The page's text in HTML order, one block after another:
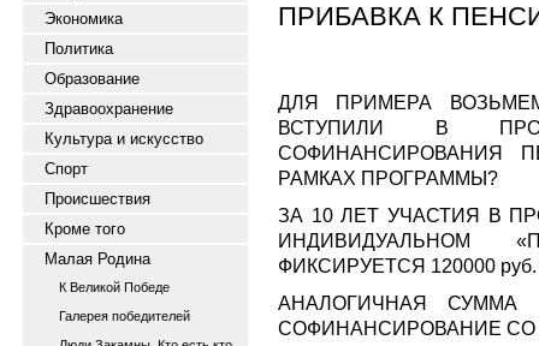
Экономика
Политика
Образование
Здравоохранение
Культура и искусство
Спорт
Происшествия
Кроме того
Малая Родина
К Великой Победе
Галерея победителей
ПРИБАВКА К
ДЛЯ ПРИМЕРА
ВСТУПИЛИ В
СОФИНАНСИРОВАНИЯ
РАМКАХ ПРОГРАММЫ?
ЗА 10 ЛЕТ УЧАСТИЯ В
ИНДИВИДУАЛЬНОМ
ФИКСИРУЕТСЯ 120000 руб.
АНАЛОГИЧНАЯ СУММА
СОФИНАНСИРОВАНИЕ СО